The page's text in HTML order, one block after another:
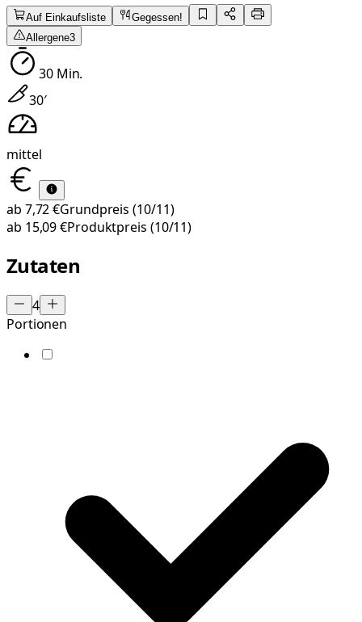
Auf Einkaufsliste
Gegessen!
Allergene3
30Min.
30′
mittel
ab 7,72 €Grundpreis (10/11)
ab 15,09 €Produktpreis (10/11)
Zutaten
4
Portionen